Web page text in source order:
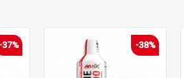
-37% -38%